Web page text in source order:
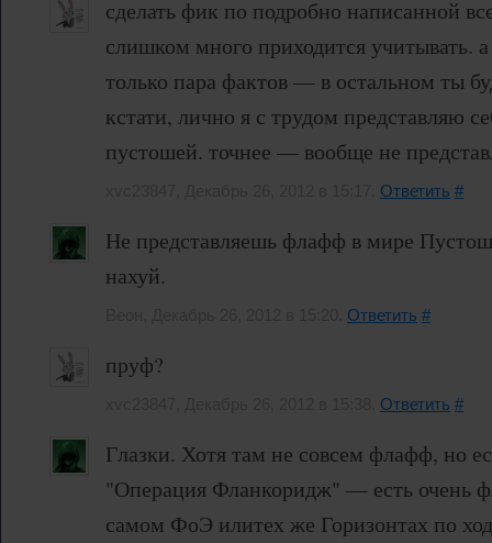
сделать фик по подробно написанной
слишком много приходится учитывать. а
только пара фактов — в остальном ты
кстати, лично я с трудом представляю
пустошей. точнее — вообще не
Ответить #
Не представляешь флафф в мире
нахуй.
Ответить #
пруф?
Ответить #
Глазки. Хотя там не совсем флафф, но
"Операция Фланкоридж" — есть очень
самом ФоЭ илитех же Горизонтах по